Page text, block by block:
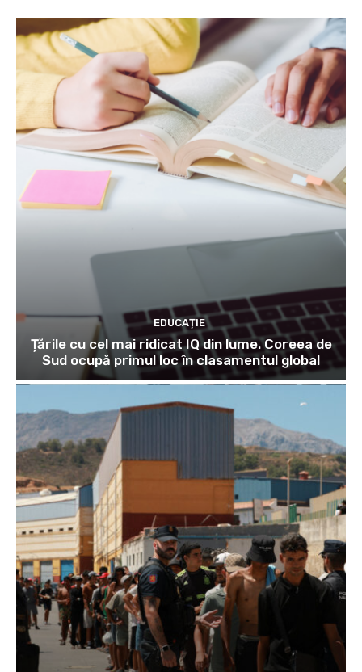
EDUCAȚIE
Țările cu cel mai ridicat IQ din lume. Coreea de
Sud ocupă primul loc în clasamentul global